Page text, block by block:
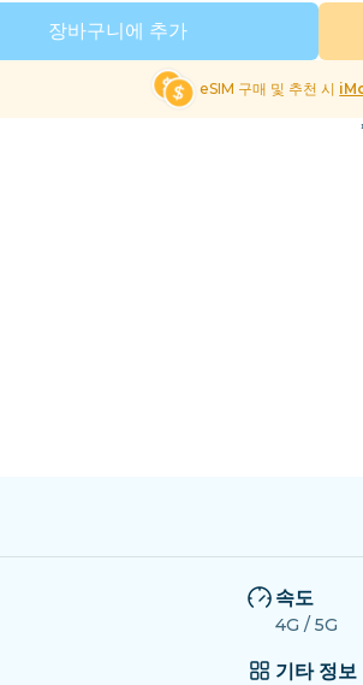
도미니카
에스토니아
모든 목적지 탐색
장바구니에 추가
eSIM 구매 및 추천 시
속도
4G / 5G
기타 정보